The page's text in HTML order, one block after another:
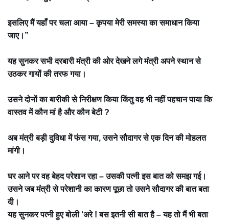
इसलिए मैं यहाँ पर चला आया – कृपया मेरी समस्या का समाधान किया
जाए।”
यह सुनकर सभी दरबारी मंत्री की ओर देखने लगे मंत्री अपने स्थान से
उठकर गायों की तरफ गया।
उसने दोनों का बारीकी से निरीक्षण किया किंतु वह भी नहीं पहचान पाया कि
वास्तव में कौन मां है और कौन बेटी ?
अब मंत्री बड़ी दुविधा में फंस गया, उसने सौदागर से एक दिन की मोहलत
मांगी।
घर आने पर वह बेहद परेशान रहा – उसकी पत्नी इस बात को समझ गई।
उसने जब मंत्री से परेशानी का कारण पूछा तो उसने सौदागर की बात बता
दी।
यह सुनकर पत्नी हुए बोली ‘अरे ! बस इतनी सी बात है – यह तो मैं भी बता